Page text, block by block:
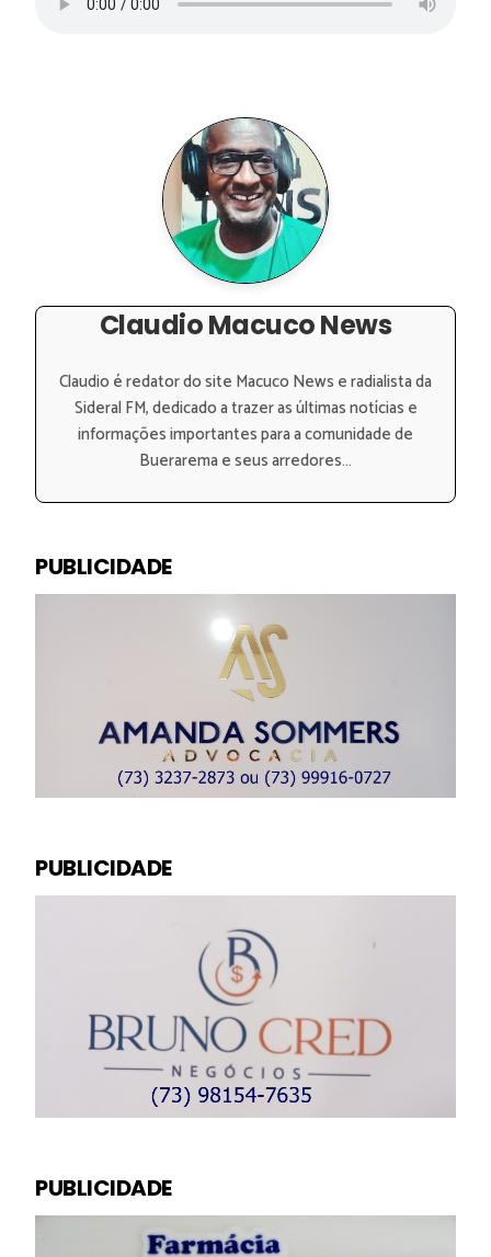
Claudio Macuco News
Claudio é redator do site Macuco News e radialista da
Sideral FM, dedicado a trazer as últimas notícias e
informações importantes para a comunidade de
Buerarema e seus arredores...
PUBLICIDADE
PUBLICIDADE
PUBLICIDADE